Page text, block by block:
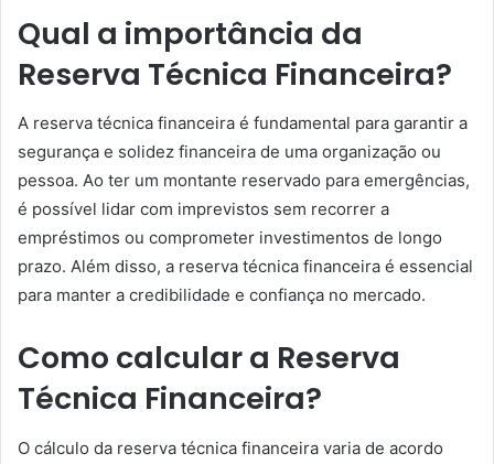
Qual a importância da
Reserva Técnica Financeira?
A reserva técnica financeira é fundamental para garantir a
segurança e solidez financeira de uma organização ou
pessoa. Ao ter um montante reservado para emergências,
é possível lidar com imprevistos sem recorrer a
empréstimos ou comprometer investimentos de longo
prazo. Além disso, a reserva técnica financeira é essencial
para manter a credibilidade e confiança no mercado.
Como calcular a Reserva
Técnica Financeira?
O cálculo da reserva técnica financeira varia de acordo